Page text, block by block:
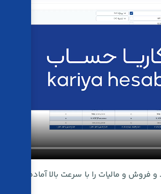
و مالیات را با سرعت بالا آماده می کند